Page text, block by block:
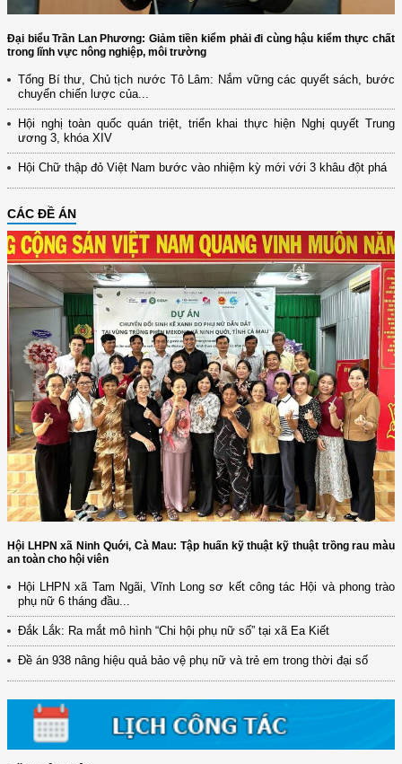
Đại biểu Trần Lan Phương: Giảm tiền kiểm phải đi cùng hậu kiểm thực chất
trong lĩnh vực nông nghiệp, môi trường
Tổng Bí thư, Chủ tịch nước Tô Lâm: Nắm vững các quyết sách, bước
chuyển chiến lược của...
Hội nghị toàn quốc quán triệt, triển khai thực hiện Nghị quyết Trung
ương 3, khóa XIV
Hội Chữ thập đỏ Việt Nam bước vào nhiệm kỳ mới với 3 khâu đột phá
CÁC ĐỀ ÁN
Hội LHPN xã Ninh Quới, Cà Mau: Tập huấn kỹ thuật kỹ thuật trồng rau màu
an toàn cho hội viên
Hội LHPN xã Tam Ngãi, Vĩnh Long sơ kết công tác Hội và phong trào
phụ nữ 6 tháng đầu...
Đắk Lắk: Ra mắt mô hình “Chi hội phụ nữ số” tại xã Ea Kiết
Đề án 938 nâng hiệu quả bảo vệ phụ nữ và trẻ em trong thời đại số
(12/TB-HĐKH) V/v đăng ký, đề xuất nhiệm vụ Khoa học, công nghệ và
đổi mới ...
(898/KH/ĐCT) Kế hoạch thực hiện Quyết định số 2415/QĐ-TTg ngày
(417/QĐ-BNNMT) Quyết định phê duyệt Chương trình mục tiêu quốc gia
xây dựng ...
(891/KH-ĐCT) Kế hoạch thực hiện Nghị quyết số 72-NQ/TW ngày
9/9/2025 của Bộ ...